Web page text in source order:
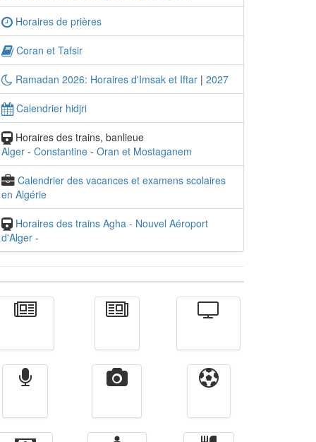
Horaires de prières
Coran et Tafsir
Ramadan 2026: Horaires d'Imsak et Iftar | 2027
Calendrier hidjri
Horaires des trains, banlieue
Alger - Constantine - Oran et Mostaganem
Calendrier des vacances et examens scolaires
en Algérie
Horaires des trains Agha - Nouvel Aéroport
d'Alger -